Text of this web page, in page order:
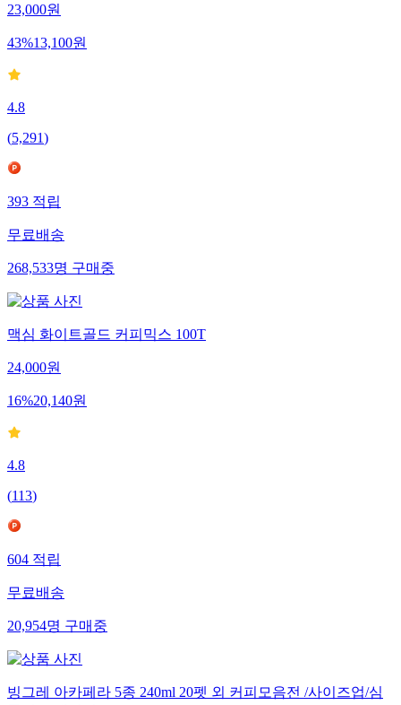
23,000원
43%13,100원
4.8
(5,291)
393적립
무료배송
268,533명구매중
맥심 화이트골드 커피믹스 100T
24,000원
16%20,140원
4.8
(113)
604적립
무료배송
20,954명구매중
빙그레 아카페라 5종 240ml 20펫 외 커피모음전 /사이즈업/심